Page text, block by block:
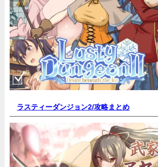
ラスティーダンジョン2/攻略まとめ